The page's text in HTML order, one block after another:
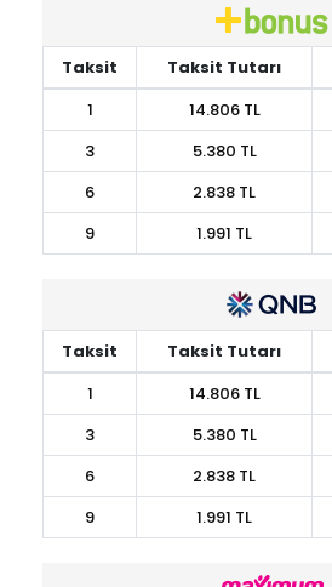
Taksit Taksit Tutarı
1
14.806 TL
3
5.380 TL
6
2.838 TL
9
1.991 TL
Taksit Taksit Tutarı
1
14.806 TL
3
5.380 TL
6
2.838 TL
9
1.991 TL